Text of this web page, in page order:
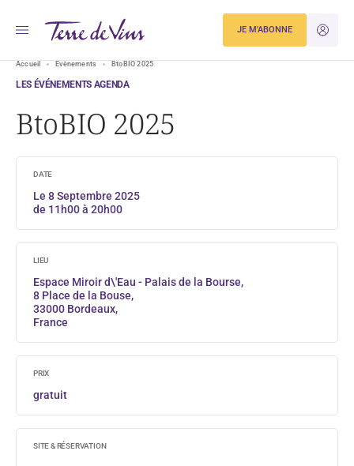
JE
JE M'ABONNE
Accueil Evènements BtoBIO 2025
LES ÉVÉNEMENTS AGENDA
BtoBIO 2025
DATE
Le 8 Septembre 2025
de 11h00 à 20h00
LIEU
Espace Miroir d\'Eau - Palais de la Bourse,
8 Place de la Bouse,
33000 Bordeaux,
France
PRIX
gratuit
SITE & RÉSERVATION